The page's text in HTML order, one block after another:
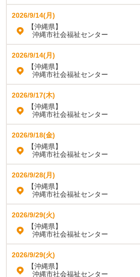
2026/9/14(月)
【沖縄県】
沖縄市社会福祉センター
2026/9/14(月)
【沖縄県】
沖縄市社会福祉センター
2026/9/17(木)
【沖縄県】
沖縄市社会福祉センター
2026/9/18(金)
【沖縄県】
沖縄市社会福祉センター
2026/9/28(月)
【沖縄県】
沖縄市社会福祉センター
2026/9/29(火)
【沖縄県】
沖縄市社会福祉センター
2026/9/29(火)
【沖縄県】
沖縄市社会福祉センター